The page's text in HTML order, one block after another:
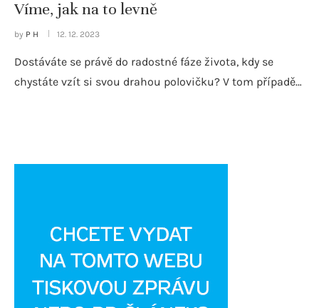
Víme, jak na to levně
by P H 12. 12. 2023
Dostáváte se právě do radostné fáze života, kdy se
chystáte vzít si svou drahou polovičku? V tom případě…